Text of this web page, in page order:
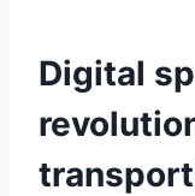
Digital